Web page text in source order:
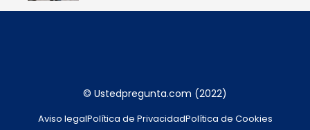
© Ustedpregunta.com (2022)
Aviso legalPolítica de PrivacidadPolítica de Cookies